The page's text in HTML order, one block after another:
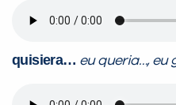
quisiera… eu queria…, eu